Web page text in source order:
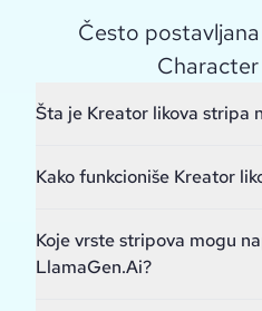
Često
Šta je Kreator likova stripa
Kako funkcioniše Kreator
Koje vrste stripova mogu
LlamaGen.Ai?